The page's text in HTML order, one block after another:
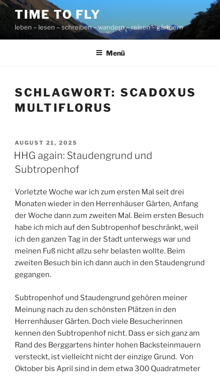
Zum
Inhalt
springen
TIME TO FLY
leben – lesen – schreiben – wandern – reisen – gärtnern
Menü
SCHLAGWORT: SCADOXUS
MULTIFLORUS
VERÖFFENTLICHT
AM
AUGUST 21, 2025
HHG again: Staudengrund und
Subtropenhof
Vorletzte Woche war ich zum ersten Mal seit drei
Monaten wieder in den Herrenhäuser Gärten, Anfang
der Woche dann zum zweiten Mal. Beim ersten Besuch
habe ich mich auf den Subtropenhof beschränkt, weil
ich den ganzen Tag in der Stadt unterwegs war und
meinen Fuß nicht allzu sehr belasten wollte. Beim
zweiten Besuch bin ich dann auch in den Staudengrund
gegangen.
Subtropenhof und Staudengrund gehören meiner
Meinung nach zu den schönsten Plätzen in den
Herrenhäuser Gärten. Doch viele Besucherinnen
kennen den Subtropenhof nicht. Dass er sich ganz am
Rand des Berggartens hinter hohen Backsteinmauern
versteckt, ist vielleicht nicht der einzige Grund. Von
Oktober bis April sind in dem etwa 300 Quadratmeter